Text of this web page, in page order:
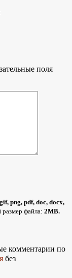
поля
png, pdf, doc, docx,
файла: 2MB.
комментарии по
без